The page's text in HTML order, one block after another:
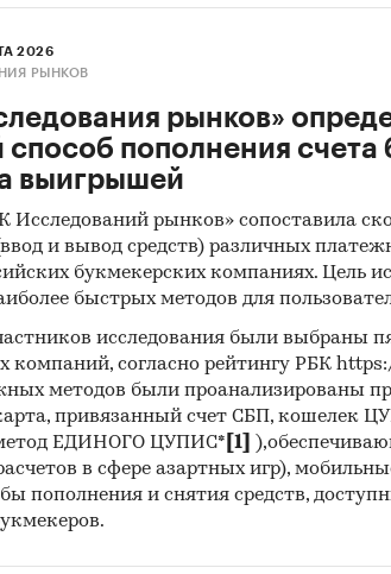
2026
РЫНКОВ
рынков»
пополнения счета
выигрышей
Исследований рынков» сопоставила
и вывод средств) различных
букмекерских компаниях. Цель
быстрых методов для
исследования были выбраны
компаний, согласно рейтингу РБК
методов были проанализированы
привязанный счет СБП, кошелек
ЕДИНОГО ЦУПИС* [1]
в сфере азартных игр),
пополнения и снятия средств,